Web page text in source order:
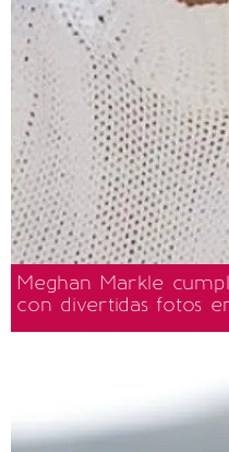
Meghan Markle
con divertidas fotos